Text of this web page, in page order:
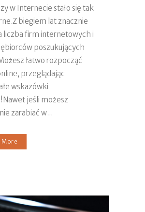
w Internecie stało się tak
biegiem lat znacznie
liczba firm internetowych i
poszukujących
łatwo rozpocząć
przeglądając
wskazówki
jeśli możesz
zarabiać w...
More